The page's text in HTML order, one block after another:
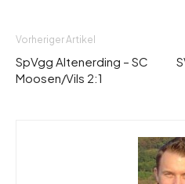
Vorheriger Artikel
SpVgg Altenerding – SC
Moosen/Vils 2:1